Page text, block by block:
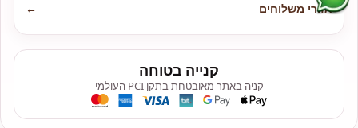
אזורי משלוחים
←
קנייה בטוחה
קניה באתר מאובטחת בתקן PCI העולמי